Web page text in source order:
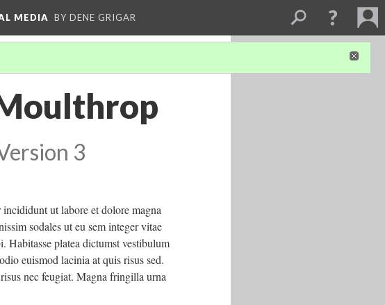
MEDIA BY DENE GRIGAR
3
ut labore et dolore magna
sodales ut eu sem integer vitae
Habitasse platea dictumst vestibulum
euismod lacinia at quis risus sed.
nec feugiat. Magna fringilla urna